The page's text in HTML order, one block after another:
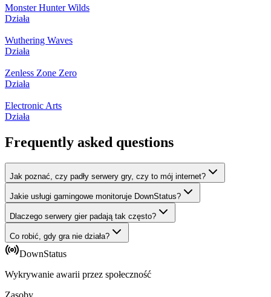
Monster Hunter Wilds
Działa
Wuthering Waves
Działa
Zenless Zone Zero
Działa
Electronic Arts
Działa
Frequently asked questions
Jak poznać, czy padły serwery gry, czy to mój internet?
Jakie usługi gamingowe monitoruje DownStatus?
Dlaczego serwery gier padają tak często?
Co robić, gdy gra nie działa?
DownStatus
Wykrywanie awarii przez społeczność
Zasoby